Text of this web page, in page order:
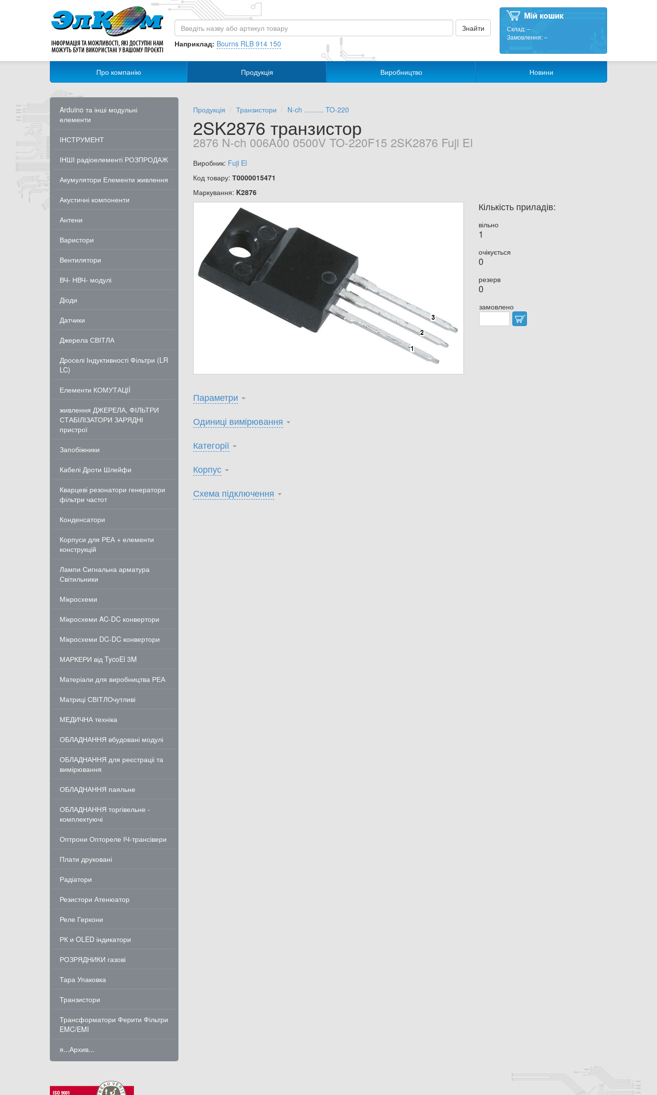
Наприклад: Bourns RLB 914 150
Склад:–
Замовлення:–
Про компанію Продукція Виробництво Новини
Arduino та інші модульні
елементи
ІНСТРУМЕНТ
ІНШІ радіоелементі РОЗПРОДАЖ
Акумулятори Елементи живлення
Акустичні компоненти
Антени
Варистори
Вентилятори
ВЧ- НВЧ- модулі
Діоди
Датчики
Джерела СВІТЛА
Дроселі Індуктивності Фільтри (LR
LC)
Елементи КОМУТАЦІЇ
живлення ДЖЕРЕЛА, ФІЛЬТРИ
СТАБІЛІЗАТОРИ ЗАРЯДНІ
пристрої
Запобіжники
Кабелі Дроти Шлейфи
Кварцеві резонатори генератори
фільтри частот
Конденсатори
Корпуси для РЕА + елементи
конструкцій
Лампи Сигнальна арматура
Світильники
Мікросхеми
Мікросхеми AC-DC конвертори
Мікросхеми DC-DC конвертори
МАРКЕРИ від TycoEl 3M
Матеріали для виробництва РЕА
Матриці СВІТЛОчутливі
МЕДИЧНА техніка
ОБЛАДНАННЯ вбудовані модулі
ОБЛАДНАННЯ для реєстраціі та
вимірювання
ОБЛАДНАННЯ паяльне
ОБЛАДНАННЯ торгівельне -
комплектуючі
Оптрони Оптореле ІЧ-трансівери
Плати друковані
Радіатори
Резистори Атенюатор
Реле Геркони
РК и OLED індикатори
РОЗРЯДНИКИ газові
Тара Упаковка
Транзистори
Трансформатори Ферити Фільтри
EMC/EMI
я...Архив...
Продукція Транзистори N-ch .......... TO-220
2SK2876 транзистор
2876 N-ch 006A00 0500V TO-220F15 2SK2876 Fuji El
Виробник: Fuji El
Код товару: Т0000015471
Маркування: K2876
Кількість приладів:
вільно
1
очікується
0
резерв
0
замовлено
Параметри
Одиниці вимірювання
Категорії
Корпус
Схема підключення